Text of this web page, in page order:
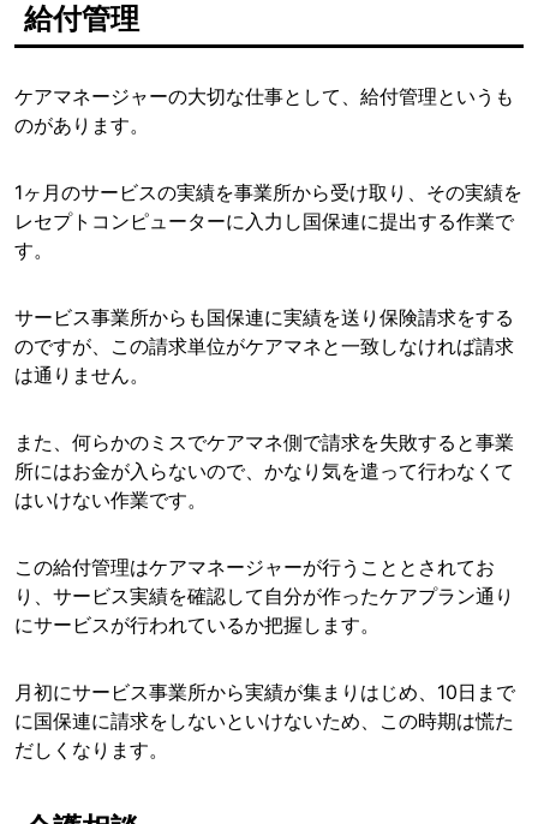
給付管理
ケアマネージャーの大切な仕事として、給付管理というも
のがあります。
1ヶ月のサービスの実績を事業所から受け取り、その実績を
レセプトコンピューターに入力し国保連に提出する作業で
す。
サービス事業所からも国保連に実績を送り保険請求をする
のですが、この請求単位がケアマネと一致しなければ請求
は通りません。
また、何らかのミスでケアマネ側で請求を失敗すると事業
所にはお金が入らないので、かなり気を遣って行わなくて
はいけない作業です。
この給付管理はケアマネージャーが行うこととされてお
り、サービス実績を確認して自分が作ったケアプラン通り
にサービスが行われているか把握します。
月初にサービス事業所から実績が集まりはじめ、10日まで
に国保連に請求をしないといけないため、この時期は慌た
だしくなります。